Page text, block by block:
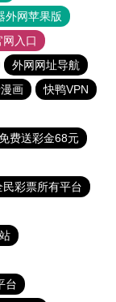
外网苹果版
入口
外网网址导航
画
快鸭VPN
费送彩金68元
民彩票所有平台
台